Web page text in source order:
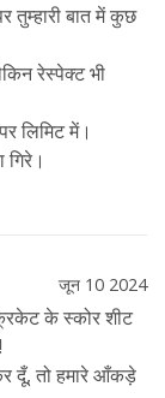
तुम्हारी बात में कुछ
रेस्पेक्ट भी
लिमिट में।
गिरे।
जून 10 2024
के स्कोर शीट
दूँ, तो हमारे आँकड़े